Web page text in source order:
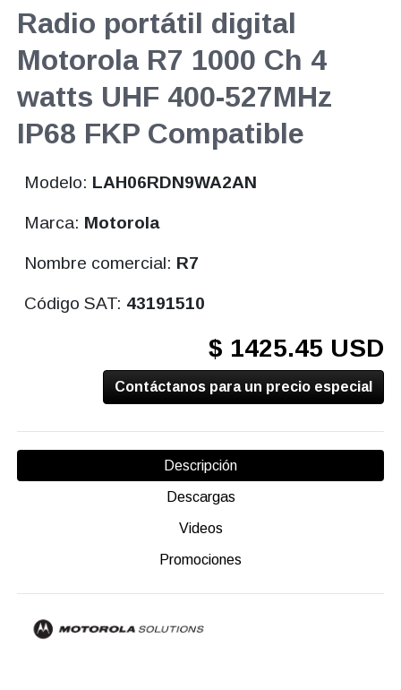
Radio portátil digital
Motorola R7 1000 Ch 4
watts UHF 400-527MHz
IP68 FKP Compatible
Modelo: LAH06RDN9WA2AN
Marca: Motorola
Nombre comercial: R7
Código SAT: 43191510
$ 1425.45 USD
Contáctanos para un precio especial
Descripción
Descargas
Videos
Promociones